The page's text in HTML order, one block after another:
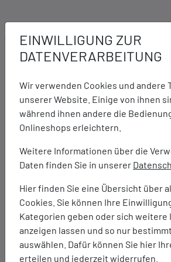
EINWILLIGUNG ZUR
DATENVERARBEITUNG
Wir verwenden Cookies und andere
unserer Website. Einige von ihnen
während ihnen andere die
Onlineshops erleichtern.
Weitere Informationen über die
Daten finden Sie in unserer
Hier finden Sie eine Übersicht über
Cookies. Sie können Ihre
Kategorien geben oder sich weitere
anzeigen lassen und so nur
auswählen. Dafür können Sie hier
erteilen und jederzeit widerrufen.
Ausstattung:
Obermaterial aus Synthetik und
Schnürsenkel aus 100% recyceltem
Material
Herausnehmbare EVA-Schaum-
recyceltem Material
Cleansport NXT-behandelt für
Geruchskontrolle
Fußbettbezug aus 100%
optimale Bodenhaftung
FloatPro+ Supercritical Foam-
und reaktionsfreudigen Komfort,
Vibram XS Trek Evo Außensohle
und Flexibilität auf nassen